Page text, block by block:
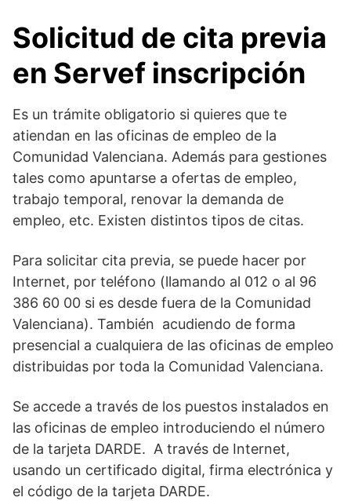
Solicitud de cita previa
en Servef inscripción
Es un trámite obligatorio si quieres que te
atiendan en las oficinas de empleo de la
Comunidad Valenciana. Además para gestiones
tales como apuntarse a ofertas de empleo,
trabajo temporal, renovar la demanda de
empleo, etc. Existen distintos tipos de citas.
Para solicitar cita previa, se puede hacer por
Internet, por teléfono (llamando al 012 o al 96
386 60 00 si es desde fuera de la Comunidad
Valenciana). También acudiendo de forma
presencial a cualquiera de las oficinas de empleo
distribuidas por toda la Comunidad Valenciana.
Se accede a través de los puestos instalados en
las oficinas de empleo introduciendo el número
de la tarjeta DARDE. A través de Internet,
usando un certificado digital, firma electrónica y
el código de la tarjeta DARDE.